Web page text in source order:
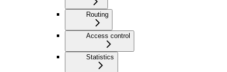
Routing
Access control
Statistics